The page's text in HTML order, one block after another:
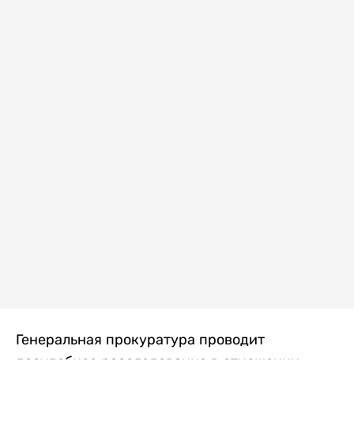
Генеральная прокуратура проводит
досудебное расследование в отношении